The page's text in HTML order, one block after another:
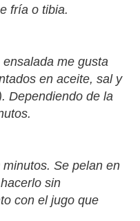
fría o tibia.
me gusta
en aceite, sal y
Dependiendo de la
Se pelan en
sin
con el jugo que